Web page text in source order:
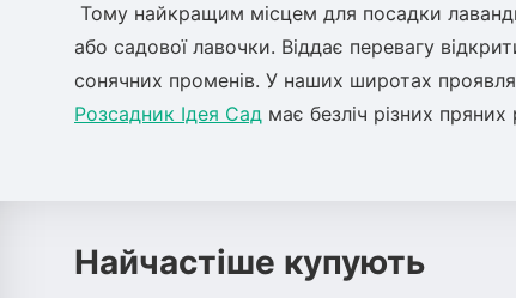
Тому найкращим місцем для посадки лаванди
або садової лавочки. Віддає перевагу
сонячних променів. У наших широтах
Розсадник Ідея Сад має безліч різних
Найчастіше купують